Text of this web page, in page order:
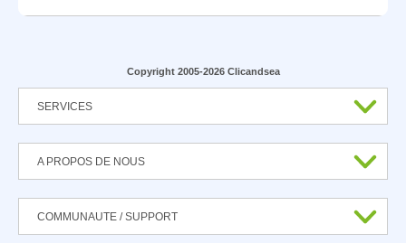
Copyright 2005-2026 Clicandsea
SERVICES
A PROPOS DE NOUS
COMMUNAUTE / SUPPORT